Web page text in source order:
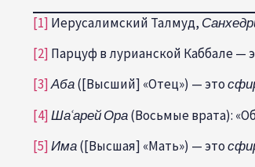
[1] Иерусалимский Талмуд,
[2] Парцуф в лурианской Каббале —
[3]Аба([Высший] «Отец») — это
[4]Шаʿарей Ора(Восьмые врата):
[5]Има([Высшая] «Мать») — это